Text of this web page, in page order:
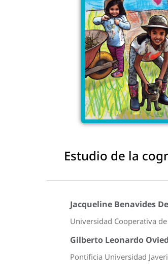
Estudio de la
Jacqueline Benavides
Universidad Cooperativa
Gilberto Leonardo
Pontificia Universidad